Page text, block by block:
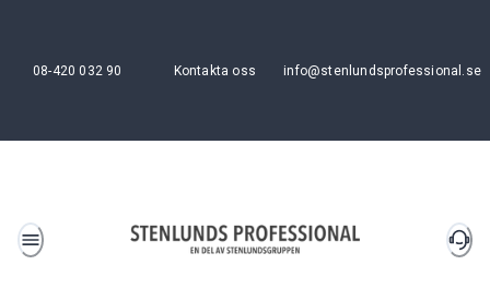
08-420 032 90 Kontakta oss info@stenlundsprofessional.se